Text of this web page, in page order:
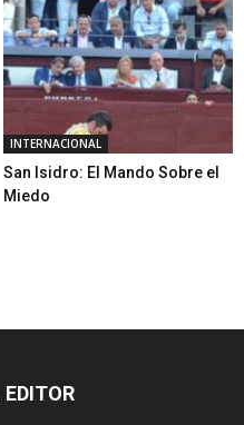
INTERNACIONAL
San Isidro: El Mando Sobre el
Miedo
EDITOR